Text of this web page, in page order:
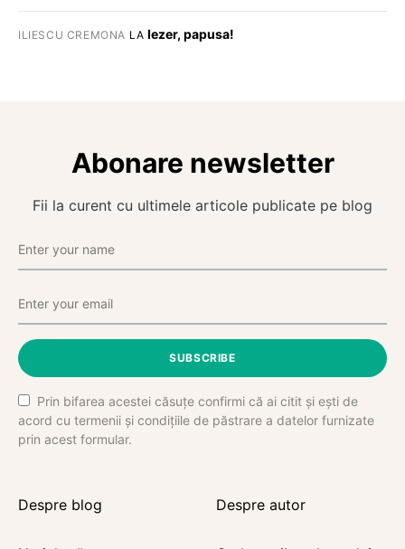
ILIESCU CREMONA LA Iezer, papusa!
Abonare newsletter
Fii la curent cu ultimele articole publicate pe blog
SUBSCRIBE
Prin bifarea acestei căsuțe confirmi că ai citit și ești de
acord cu termenii și condițiile de păstrare a datelor furnizate
prin acest formular.
Despre blog Despre autor